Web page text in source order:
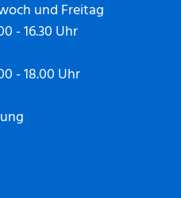
und Freitag
- 16.30 Uhr
- 18.00 Uhr